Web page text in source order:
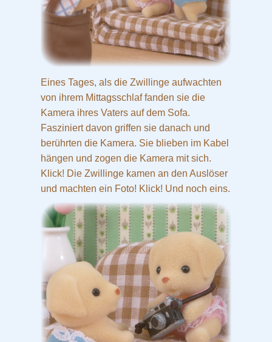
Eines Tages, als die Zwillinge aufwachten
von ihrem Mittagsschlaf fanden sie die
Kamera ihres Vaters auf dem Sofa.
Fasziniert davon griffen sie danach und
berührten die Kamera. Sie blieben im Kabel
hängen und zogen die Kamera mit sich.
Klick! Die Zwillinge kamen an den Auslöser
und machten ein Foto! Klick! Und noch eins.